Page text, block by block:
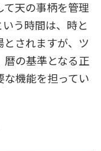
天の事柄を管理
う時間は、時と
されますが、ツ
の基準となる正
機能を担ってい